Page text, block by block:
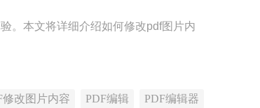
。本文将详细介绍如何修改pdf图片内
修改图片内容 PDF编辑 PDF编辑器